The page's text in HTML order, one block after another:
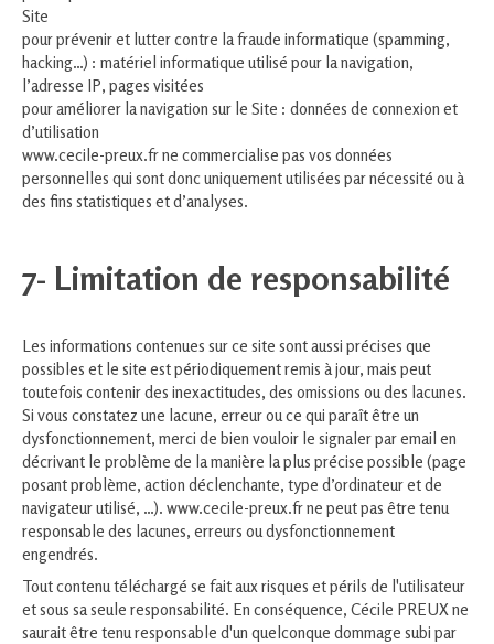
Site
pour prévenir et lutter contre la fraude informatique (spamming,
hacking…) : matériel informatique utilisé pour la navigation,
l’adresse IP, pages visitées
pour améliorer la navigation sur le Site : données de connexion et
d’utilisation
www.cecile-preux.fr ne commercialise pas vos données
personnelles qui sont donc uniquement utilisées par nécessité ou à
des fins statistiques et d’analyses.
7- Limitation de responsabilité
Les informations contenues sur ce site sont aussi précises que
possibles et le site est périodiquement remis à jour, mais peut
toutefois contenir des inexactitudes, des omissions ou des lacunes.
Si vous constatez une lacune, erreur ou ce qui paraît être un
dysfonctionnement, merci de bien vouloir le signaler par email en
décrivant le problème de la manière la plus précise possible (page
posant problème, action déclenchante, type d’ordinateur et de
navigateur utilisé, …). www.cecile-preux.fr ne peut pas être tenu
responsable des lacunes, erreurs ou dysfonctionnement
engendrés.
Tout contenu téléchargé se fait aux risques et périls de l'utilisateur
et sous sa seule responsabilité. En conséquence, Cécile PREUX ne
saurait être tenu responsable d'un quelconque dommage subi par